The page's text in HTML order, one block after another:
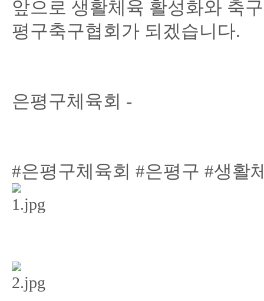
앞으로 생활체육 활성화와 축
평구축구협회가 되겠습니다.
은평구체육회 -
#은평구체육회 #은평구 #생활